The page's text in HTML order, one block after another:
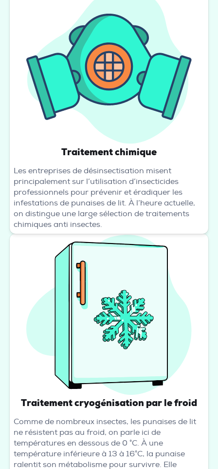
Traitement chimique
Les entreprises de désinsectisation misent
principalement sur l’utilisation d’insecticides
professionnels pour prévenir et éradiquer les
infestations de punaises de lit. À l’heure actuelle,
on distingue une large sélection de traitements
chimiques anti insectes.
Traitement cryogénisation par le froid
Comme de nombreux insectes, les punaises de lit
ne résistent pas au froid, on parle ici de
températures en dessous de 0 °C. À une
température inférieure à 13 à 16°C, la punaise
ralentit son métabolisme pour survivre. Elle